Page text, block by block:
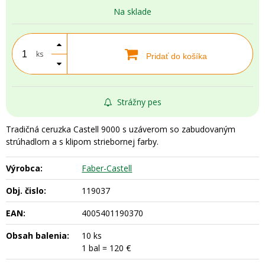
Na sklade
ks Pridať do košíka
Strážny pes
Tradičná ceruzka Castell 9000 s uzáverom so zabudovaným
strúhadlom a s klipom striebornej farby.
Výrobca:
Faber-Castell
Obj. čislo:
119037
EAN:
4005401190370
Obsah balenia:
10 ks
1 bal = 120 €